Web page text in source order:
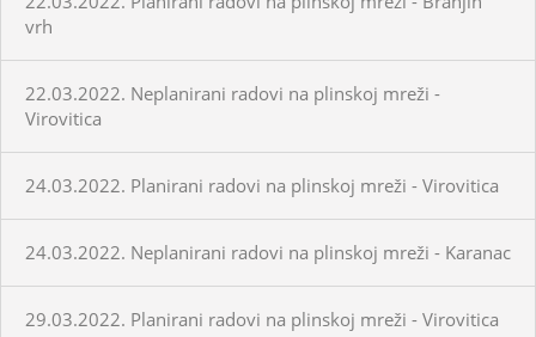
vrh
22.03.2022. Neplanirani radovi na plinskoj mreži -
Virovitica
24.03.2022. Planirani radovi na plinskoj mreži - Virovitica
24.03.2022. Neplanirani radovi na plinskoj mreži - Karanac
29.03.2022. Planirani radovi na plinskoj mreži - Virovitica